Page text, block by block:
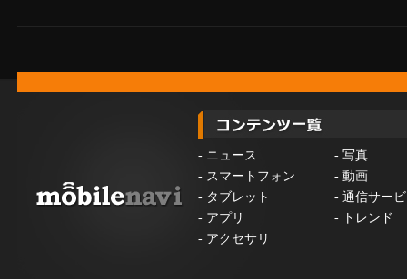
- ニュース - 写真
- スマートフォン - 動画
- タブレット - 通信サー
- アプリ -
トレンド
- アクセサリ